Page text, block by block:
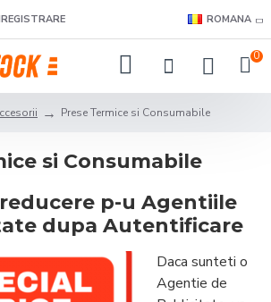
ROMANA
0
Prese Termice si Consumabile
si Consumabile
p-u Agentiile
dupa Autentificare
Daca sunteti o
Agentie de